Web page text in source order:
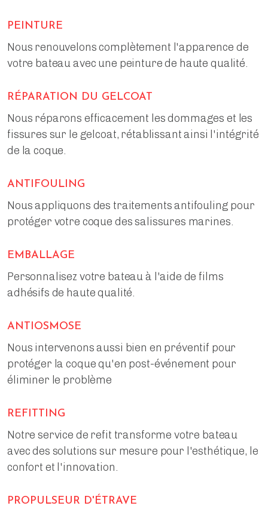
PEINTURE
Nous renouvelons complètement l'apparence de
votre bateau avec une peinture de haute qualité.
RÉPARATION DU GELCOAT
Nous réparons efficacement les dommages et les
fissures sur le gelcoat, rétablissant ainsi l'intégrité
de la coque.
ANTIFOULING
Nous appliquons des traitements antifouling pour
protéger votre coque des salissures marines.
EMBALLAGE
Personnalisez votre bateau à l'aide de films
adhésifs de haute qualité.
ANTIOSMOSE
Nous intervenons aussi bien en préventif pour
protéger la coque qu'en post-événement pour
éliminer le problème
REFITTING
Notre service de refit transforme votre bateau
avec des solutions sur mesure pour l'esthétique, le
confort et l'innovation.
PROPULSEUR D'ÉTRAVE